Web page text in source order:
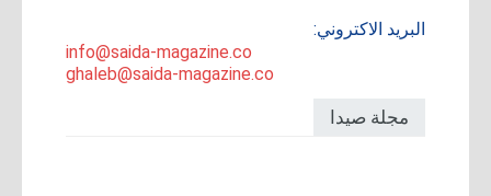
البريد الاكتروني:
info@saida-magazine.co
ghaleb@saida-magazine.co
مجلة صيدا